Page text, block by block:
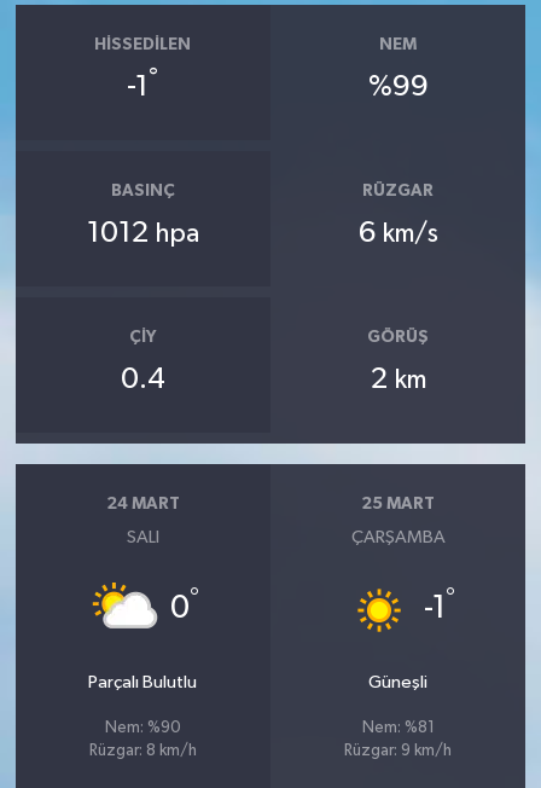
HISSEDILEN
-1 °
NEM
%99
BASINÇ
1012 hpa
RÜZGAR
6 km/s
ÇIY
0.4
GÖRÜŞ
2 km
24 MART
SALI
0°
Parçalı Bulutlu
Nem: %90
Rüzgar: 8 km/h
25 MART
ÇARŞAMBA
-1 °
Güneşli
Nem: %81
Rüzgar: 9 km/h
Son Dakika
Tüm Haberler